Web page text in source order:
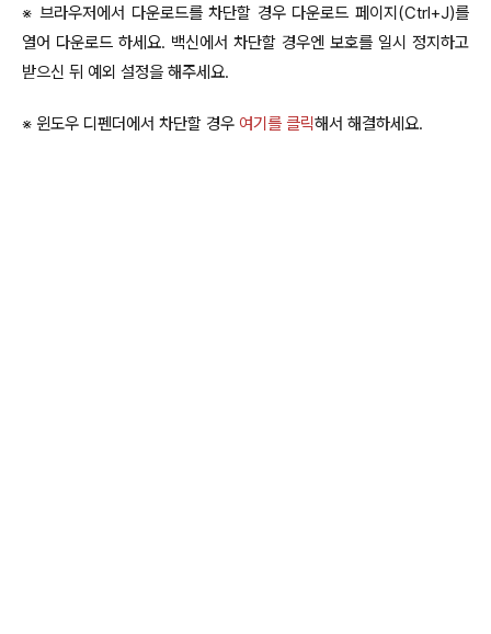
※ 브라우저에서 다운로드를 차단할 경우 다운로드 페이지(Ctrl+J)를
열어 다운로드 하세요. 백신에서 차단할 경우엔 보호를 일시 정지하고
받으신 뒤 예외 설정을 해주세요.
※ 윈도우 디펜더에서 차단할 경우 여기를 클릭해서 해결하세요.